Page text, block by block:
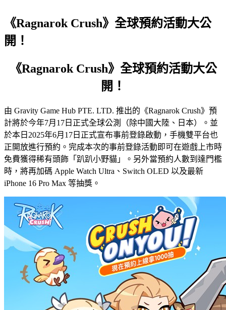
《Ragnarok Crush》全球預約活動大公
開！
《Ragnarok Crush》全球預約活動大公
開！
由 Gravity Game Hub PTE. LTD. 推出的《Ragnarok Crush》預
計將於今年7月17日正式全球公測（除中國大陸、日本）。並
於本日2025年6月17日正式宣布事前登錄啟動，手機雙平台也
正開放進行預約。完成本次的事前登錄活動即可在遊戲上市時
免費獲得稀有頭飾「趴趴小野貓」。另外當預約人數到達門檻
時，將再加碼 Apple Watch Ultra、Switch OLED 以及最新
iPhone 16 Pro Max 等抽獎。